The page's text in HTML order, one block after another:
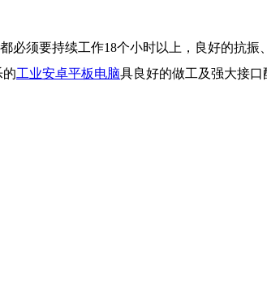
须要持续工作18个小时以上，良好的抗
的工业安卓平板电脑具良好的做工及强大接口